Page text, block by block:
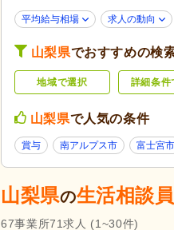
応募条件・こ
だわり
新卒可(50)
ハローワー
掲載30日以
残業ほぼな
即日勤務可(3)
平均給与相場 求人の動向
山梨県でおすすめの検
地域で選択 詳細条件
山梨県で人気の条件
賞与 南アルプス市 富士宮市
山梨県の生活相談員
67事業所71求人 (1~30件)